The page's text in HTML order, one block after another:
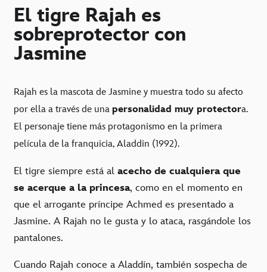
El tigre Rajah es
sobreprotector con
Jasmine
Rajah es la mascota de Jasmine y muestra todo su afecto
por ella a través de una personalidad muy protectora.
El personaje tiene más protagonismo en la primera
película de la franquicia, Aladdin (1992).
El tigre siempre está al acecho de cualquiera que
se acerque a la princesa, como en el momento en
que el arrogante príncipe Achmed es presentado a
Jasmine. A Rajah no le gusta y lo ataca, rasgándole los
pantalones.
Cuando Rajah conoce a Aladdín, también sospecha de